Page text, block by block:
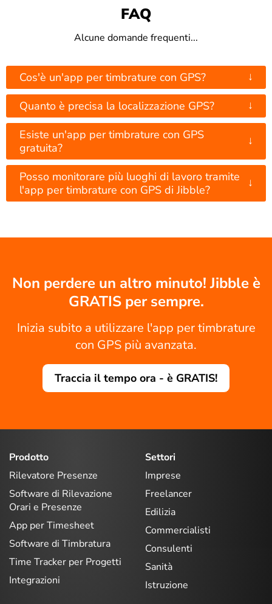
FAQ
Alcune domande frequenti...
Cos'è un'app per timbrature con GPS? ↓
Quanto è precisa la localizzazione GPS? ↓
Esiste un'app per timbrature con GPS
gratuita?
↓
Posso monitorare più luoghi di lavoro tramite
l'app per timbrature con GPS di Jibble?
↓
Non perdere un altro minuto! Jibble è
GRATIS per sempre.
Inizia subito a utilizzare l'app per timbrature
con GPS più avanzata.
Traccia il tempo ora - è GRATIS!
Prodotto
Rilevatore Presenze
Software di Rilevazione
Orari e Presenze
App per Timesheet
Software di Timbratura
Time Tracker per Progetti
Integrazioni
Settori
Imprese
Freelancer
Edilizia
Commercialisti
Consulenti
Sanità
Istruzione